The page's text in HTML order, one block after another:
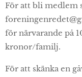
För att bli medlem
för närvarande på
kronor/familj.
För att skänka en